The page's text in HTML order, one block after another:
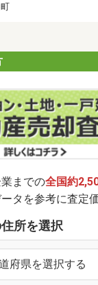
までの全国約
タを参考に査定
所を選択